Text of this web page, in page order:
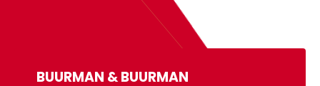
BUURMAN & BUURMAN